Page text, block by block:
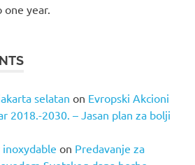
year.
selatan on Evropski Akcioni
2018.-2030. – Jasan plan za bolji
on Predavanje za